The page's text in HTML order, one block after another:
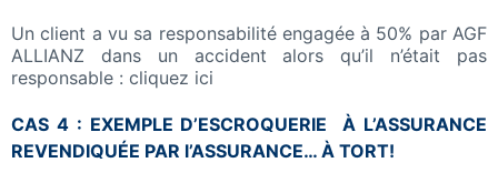
Un client a vu sa responsabilité engagée à 50% par AGF
ALLIANZ dans un accident alors qu’il n’était pas
responsable : cliquez ici
CAS 4 : EXEMPLE D’ESCROQUERIE À L’ASSURANCE
REVENDIQUÉE PAR l’ASSURANCE… À TORT!